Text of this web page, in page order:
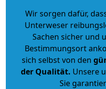
Wir sorgen dafür,
Unterweser
Sachen sicher und
Bestimmungsort
sich selbst von den
der Qualität. Unsere
Sie